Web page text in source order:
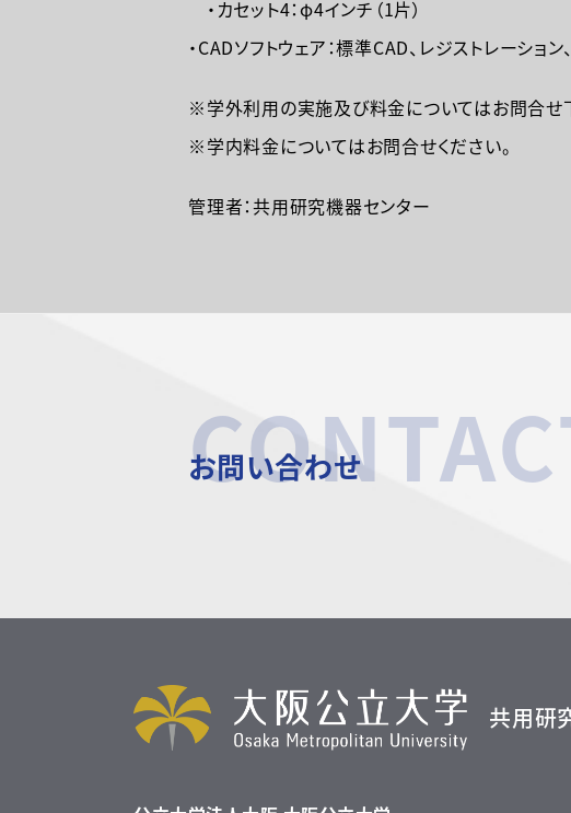
・カセット4：φ4インチ（1片）
・CADソフトウェア：標準CAD、レジストレーショ
※学外利用の実施及び料金についてはお問合せ
※学内料金についてはお問合せください。
管理者：共用研究機器センター
お問い合わせ
共用研